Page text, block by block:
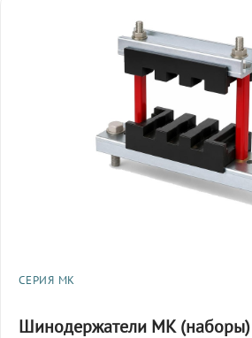
СЕРИЯ МК
Шинодержатели МК (наборы)